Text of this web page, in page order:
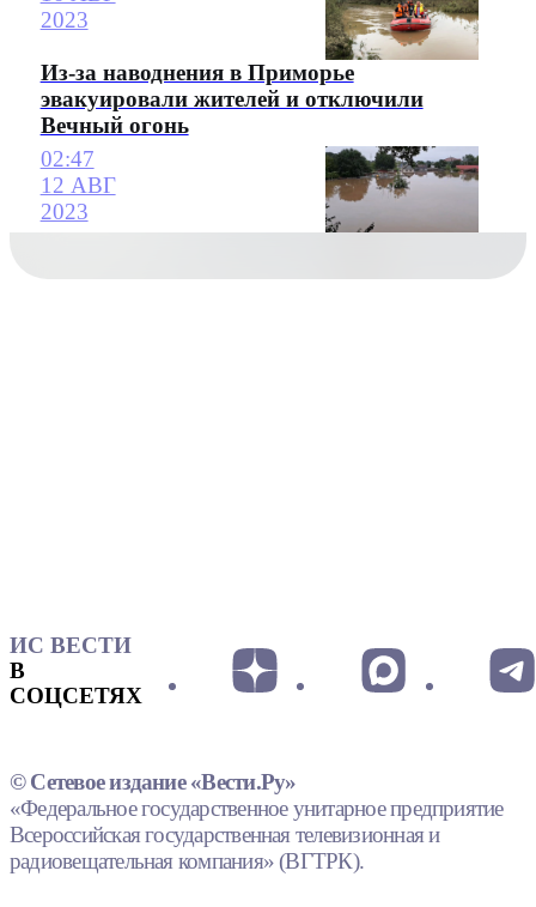
2023
Из-за наводнения в Приморье
эвакуировали жителей и отключили
Вечный огонь
02:47
12 АВГ
2023
ИС ВЕСТИ
В
СОЦСЕТЯХ
© Сетевое издание «Вести.Ру»
«Федеральное государственное унитарное предприятие
Всероссийская государственная телевизионная и
радиовещательная компания» (ВГТРК).